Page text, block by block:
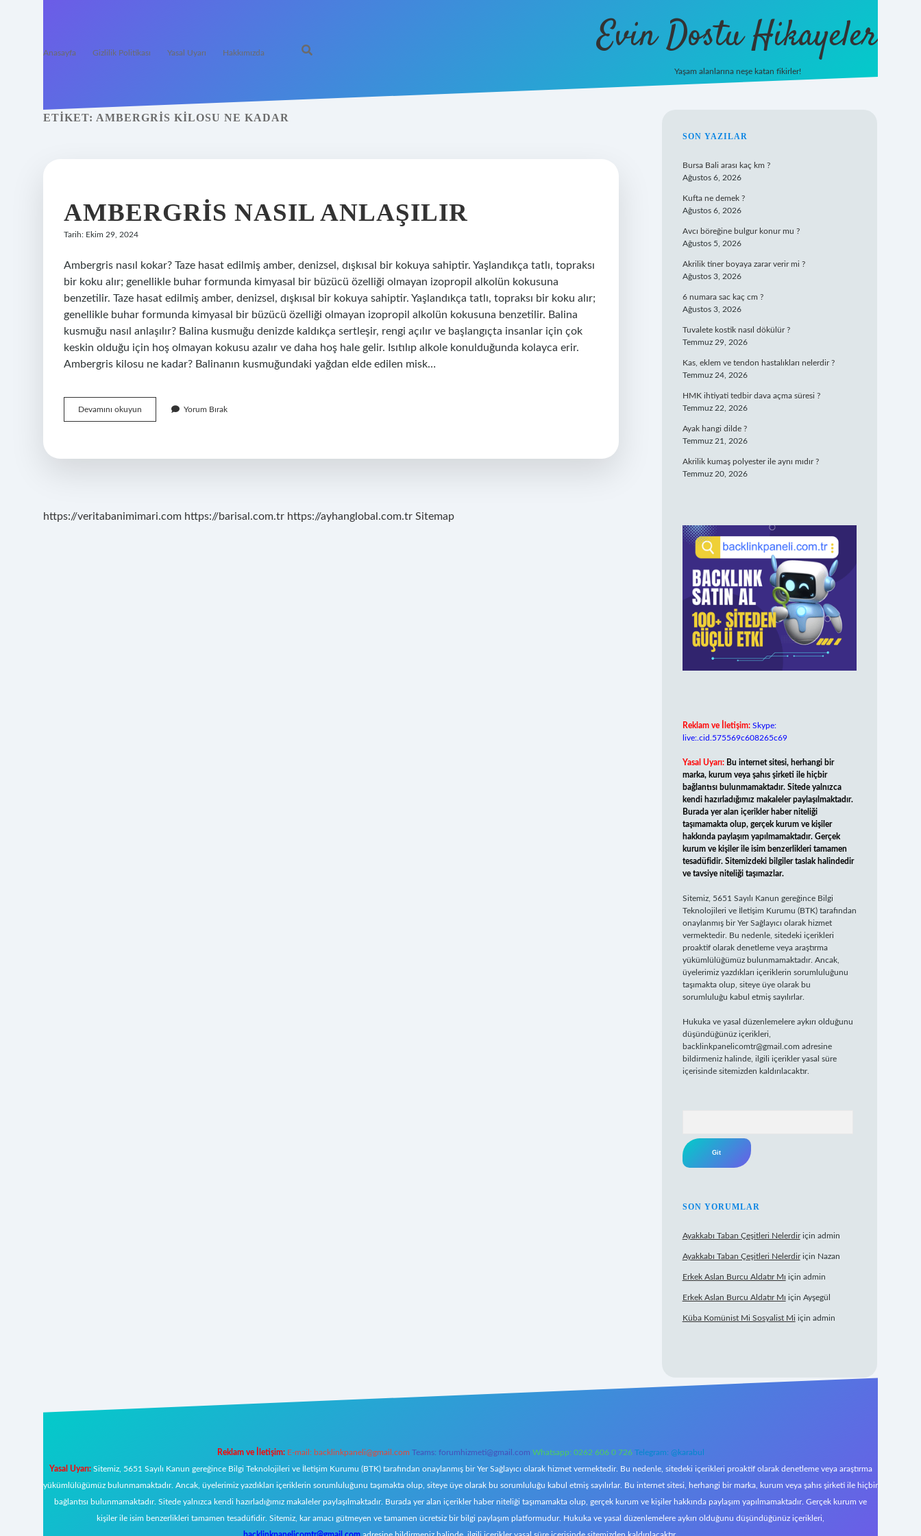
Anasayfa Gizlilik Politikası Yasal Uyarı Hakkımızda Evin Dostu Hikayeler
Yaşam alanlarına neşe katan fikirler!
ETIKET: AMBERGRIS KILOSU NE KADAR
AMBERGRIS NASIL ANLAŞILIR
Tarih: Ekim 29, 2024
Ambergris nasıl kokar? Taze hasat edilmiş amber, denizsel, dışkısal bir kokuya sahiptir. Yaşlandıkça tatlı, topraksı
bir koku alır; genellikle buhar formunda kimyasal bir büzücü özelliği olmayan izopropil alkolün kokusuna
benzetilir. Taze hasat edilmiş amber, denizsel, dışkısal bir kokuya sahiptir. Yaşlandıkça tatlı, topraksı bir koku alır;
genellikle buhar formunda kimyasal bir büzücü özelliği olmayan izopropil alkolün kokusuna benzetilir. Balina
kusmuğu nasıl anlaşılır? Balina kusmuğu denizde kaldıkça sertleşir, rengi açılır ve başlangıçta insanlar için çok
keskin olduğu için hoş olmayan kokusu azalır ve daha hoş hale gelir. Isıtılıp alkole konulduğunda kolayca erir.
Ambergris kilosu ne kadar? Balinanın kusmuğundaki yağdan elde edilen misk…
Devamını okuyun Ambergris
Nasıl
Yorum Bırak
https://veritabanimimari.com https://barisal.com.tr https://ayhanglobal.com.tr Sitemap
SIDEBAR
SON YAZILAR
Bursa Bali arası kaç km ?
Ağustos 6, 2026
Kufta ne demek ?
Ağustos 6, 2026
Avcı böreğine bulgur konur mu ?
Ağustos 5, 2026
Akrilik tiner boyaya zarar verir mi ?
Ağustos 3, 2026
6 numara sac kaç cm ?
Ağustos 3, 2026
Tuvalete kostik nasıl dökülür ?
Temmuz 29, 2026
Kas, eklem ve tendon hastalıkları nelerdir ?
Temmuz 24, 2026
HMK ihtiyati tedbir dava açma süresi ?
Temmuz 22, 2026
Ayak hangi dilde ?
Temmuz 21, 2026
Akrilik kumaş polyester ile aynı mıdır ?
Temmuz 20, 2026
Reklam ve İletişim: Skype:
live:.cid.575569c608265c69
Yasal Uyarı: Bu internet sitesi, herhangi bir
marka, kurum veya şahıs şirketi ile hiçbir
bağlantısı bulunmamaktadır. Sitede yalnızca
kendi hazırladığımız makaleler paylaşılmaktadır.
Burada yer alan içerikler haber niteliği
taşımamakta olup, gerçek kurum ve kişiler
hakkında paylaşım yapılmamaktadır. Gerçek
kurum ve kişiler ile isim benzerlikleri tamamen
tesadüfidir. Sitemizdeki bilgiler taslak halindedir
ve tavsiye niteliği taşımazlar.
Sitemiz, 5651 Sayılı Kanun gereğince Bilgi
Teknolojileri ve İletişim Kurumu (BTK) tarafından
onaylanmış bir Yer Sağlayıcı olarak hizmet
vermektedir. Bu nedenle, sitedeki içerikleri
proaktif olarak denetleme veya araştırma
yükümlülüğümüz bulunmamaktadır. Ancak,
üyelerimiz yazdıkları içeriklerin sorumluluğunu
taşımakta olup, siteye üye olarak bu
sorumluluğu kabul etmiş sayılırlar.
Hukuka ve yasal düzenlemelere aykırı olduğunu
düşündüğünüz içerikleri,
backlinkpanelicomtr@gmail.com adresine
bildirmeniz halinde, ilgili içerikler yasal süre
içerisinde sitemizden kaldırılacaktır.
SON YORUMLAR
Ayakkabı Taban Çeşitleri Nelerdiriçin admin
Ayakkabı Taban Çeşitleri Nelerdiriçin Nazan
Erkek Aslan Burcu Aldatır Mı için admin
Erkek Aslan Burcu Aldatır Mı için Ayşegül
Küba Komünist Mi Sosyalist Mi için admin
Reklam ve İletişim: E-mail: backlinkpaneli@gmail.com Teams: forumhizmeti@gmail.com Whatsapp: 0262 606 0 726 Telegram: @karabul
Yasal Uyarı:Sitemiz, 5651 Sayılı Kanun gereğince Bilgi Teknolojileri ve İletişim Kurumu (BTK) tarafından onaylanmış bir Yer Sağlayıcı olarak hizmet vermektedir. Bu nedenle, sitedeki içerikleri proaktif olarak denetleme veya araştırma
yükümlülüğümüz bulunmamaktadır. Ancak, üyelerimiz yazdıkları içeriklerin sorumluluğunu taşımakta olup, siteye üye olarak bu sorumluluğu kabul etmiş sayılırlar. Bu internet sitesi, herhangi bir marka, kurum veya şahıs şirketi ile hiçbir
bağlantısı bulunmamaktadır. Sitede yalnızca kendi hazırladığımız makaleler paylaşılmaktadır. Burada yer alan içerikler haber niteliği taşımamakta olup, gerçek kurum ve kişiler hakkında paylaşım yapılmamaktadır. Gerçek kurum ve
kişiler ile isim benzerlikleri tamamen tesadüfidir. Sitemiz, kar amacı gütmeyen ve tamamen ücretsiz bir bilgi paylaşım platformudur. Hukuka ve yasal düzenlemelere aykırı olduğunu düşündüğünüz içerikleri,